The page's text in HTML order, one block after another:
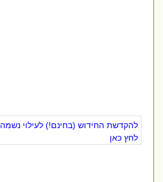
להקדשת החידוש (בחינם!) לעילוי נשמה,
לחץ כאן